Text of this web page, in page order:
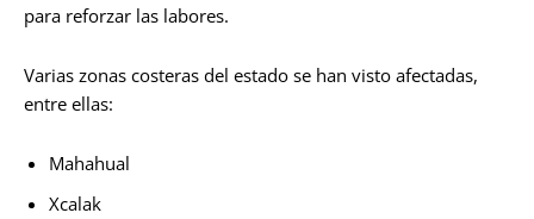
para reforzar las labores.
Varias zonas costeras del estado se han visto afectadas,
entre ellas:
Mahahual
Xcalak